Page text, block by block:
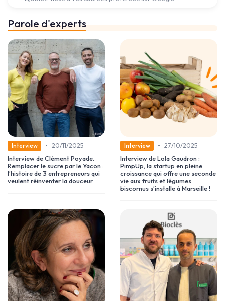
Parole d'experts
Interview • 20/11/2025
Interview de Clément Poyade.
Remplacer le sucre par le Yacon :
l’histoire de 3 entrepreneurs qui
veulent réinventer la douceur
Interview • 27/10/2025
Interview de Lola Gaudron :
PimpUp, la startup en pleine
croissance qui offre une seconde
vie aux fruits et légumes
biscornus s’installe à Marseille !